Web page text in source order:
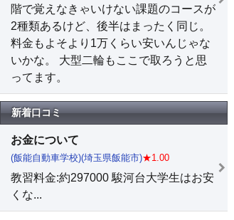
階で覚えなきゃいけない課題のコースが
2種類あるけど、後半はまったく同じ。
料金もよそより1万くらい安いんじゃな
いかな。 大型二輪もここで取ろうと思
ってます。
新着口コミ
お金について
(飯能自動車学校)(埼玉県飯能市)★1.00
教習料金:約297000 駿河台大学生はお安
くな...